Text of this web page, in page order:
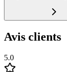
Avis clients
5.0